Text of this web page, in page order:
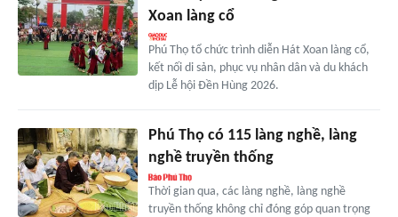
Xoan làng cổ
Phú Thọ tổ chức trình diễn Hát Xoan làng cổ,
kết nối di sản, phục vụ nhân dân và du khách
dịp Lễ hội Đền Hùng 2026.
Phú Thọ có 115 làng nghề, làng
nghề truyền thống
Thời gian qua, các làng nghề, làng nghề
truyền thống không chỉ đóng góp quan trọng